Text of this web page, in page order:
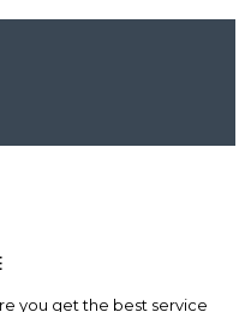
you get the best service